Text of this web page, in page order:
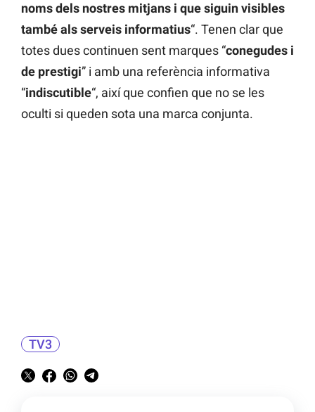
noms dels nostres mitjans i que siguin visibles
també als serveis informatius“. Tenen clar que
totes dues continuen sent marques “conegudes i
de prestigi” i amb una referència informativa
“indiscutible“, així que confien que no se les
oculti si queden sota una marca conjunta.
TV3